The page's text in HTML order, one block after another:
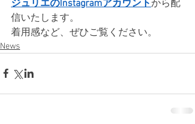
ジュリエのInstagramアカウントから配
信いたします。
着用感など、ぜひご覧ください。
News